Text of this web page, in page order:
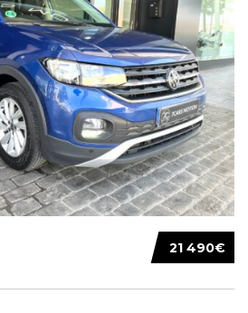
21 490€